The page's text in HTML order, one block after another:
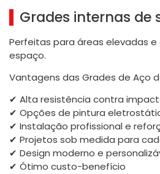
Grades internas de
Perfeitas para áreas elevadas
espaço.
Vantagens das Grades de Aço
✔ Alta resistência contra
✔ Opções de pintura
✔ Instalação profissional e
✔ Projetos sob medida para
✔ Design moderno e
✔ Ótimo custo-benefício